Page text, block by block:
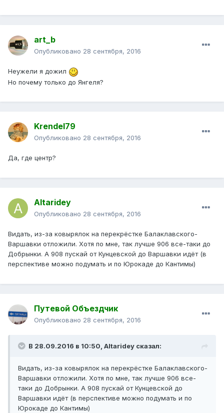
art_b
Опубликовано 28 сентября, 2016
Неужели я дожил
Но почему только до Янгеля?
Krendel79
Опубликовано 28 сентября, 2016
Да, где центр?
Altaridey
Опубликовано 28 сентября, 2016
Видать, из-за ковырялок на перекрёстке Балаклавского-
Варшавки отложили. Хотя по мне, так лучше 906 все-таки до
Добрынки. А 908 пускай от Кунцевской до Варшавки идёт (в
перспективе можно подумать и по Юрокаде до Кантимы)
Путевой Объездчик
Опубликовано 28 сентября, 2016
В 28.09.2016 в 10:50, Altaridey сказал:
Видать, из-за ковырялок на перекрёстке Балаклавского-
Варшавки отложили. Хотя по мне, так лучше 906 все-
таки до Добрынки. А 908 пускай от Кунцевской до
Варшавки идёт (в перспективе можно подумать и по
Юрокаде до Кантимы)